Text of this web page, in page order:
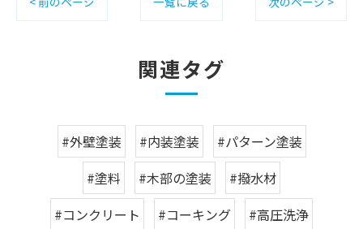
関連タグ
#外壁塗装 #内装塗装
#パターン塗装
#塗料
#木部の塗装
#撥水材
#コンクリート
#コーキング #高圧洗浄